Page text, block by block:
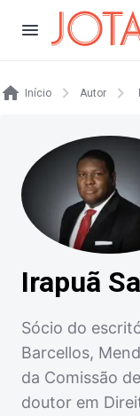
Início Autor
Irapuã
Sócio do
Barcellos,
da Comissão
doutor em